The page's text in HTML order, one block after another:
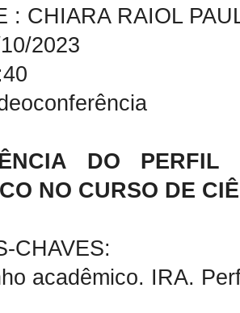
: CHIARA RAIOL
2023
DO PERFIL
NO CURSO DE
CHAVES:
acadêmico. IRA.